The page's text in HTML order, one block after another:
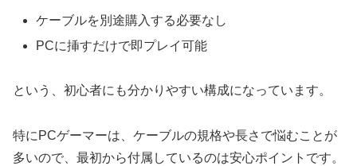
ケーブルを別途購入する必要なし
PCに挿すだけで即プレイ可能
という、初心者にも分かりやすい構成になっています。
特にPCゲーマーは、ケーブルの規格や長さで悩むことが
多いので、最初から付属しているのは安心ポイントです。